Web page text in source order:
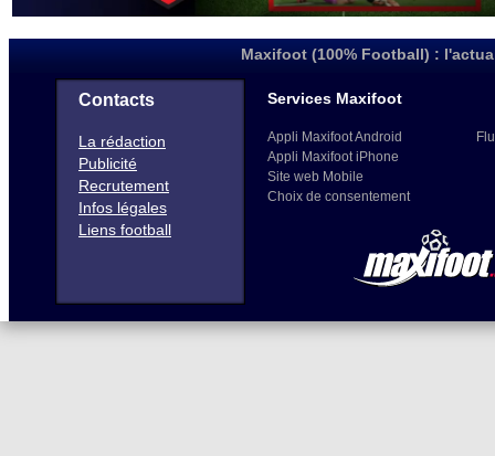
Maxifoot (100% Football) :
Contacts
La rédaction
Publicité
Recrutement
Infos légales
Liens football
Services Maxifoot
Appli Maxifoot Android
Appli Maxifoot iPhone
Site web Mobile
Choix de consentement